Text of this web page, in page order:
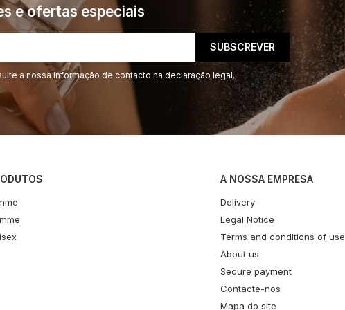
e ofertas especiais
a nossa informação de contacto na declaração legal.
A NOSSA EMPRESA
Delivery
Legal Notice
Terms and conditions of use
About us
Secure payment
Contacte-nos
Mapa do site